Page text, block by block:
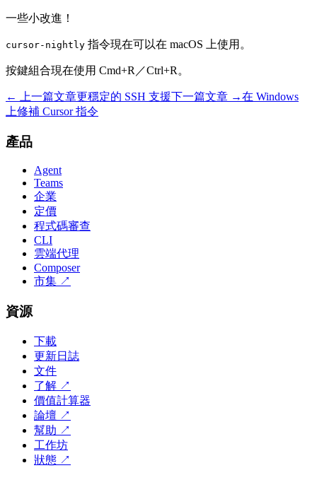
一些小改進！
cursor-nightly 指令現在可以在 macOS 上使用。
按鍵組合現在使用 Cmd+R／Ctrl+R。
← 上一篇文章更穩定的 SSH 支援下一篇文章 →在 Windows
上修補 Cursor 指令
產品
Agent
Teams
企業
定價
程式碼審查
CLI
雲端代理
Composer
市集 ↗
資源
下載
更新日誌
文件
了解 ↗
價值計算器
論壇 ↗
幫助 ↗
工作坊
狀態 ↗